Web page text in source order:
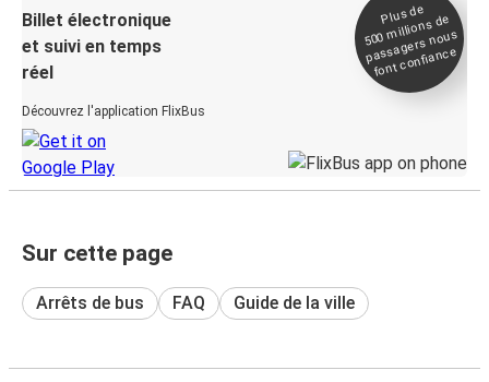
Billet électronique
et suivi en temps
réel
Découvrez l'application FlixBus
Plus de
500
millions de
passagers nous
font confiance
Sur cette page
Arrêts de bus FAQ Guide de la ville